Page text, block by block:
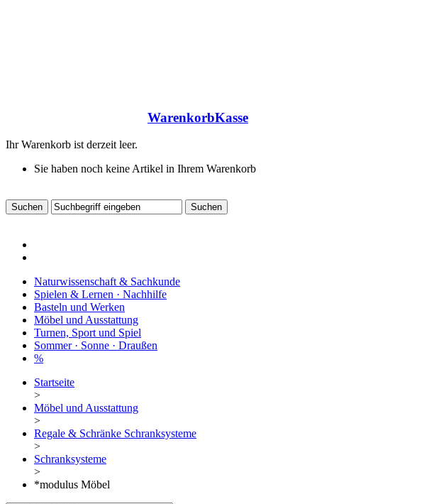
WarenkorbKasse
Ihr Warenkorb ist derzeit leer.
Sie haben noch keine Artikel in Ihrem Warenkorb
Naturwissenschaft & Sachkunde
Spielen & Lernen · Nachhilfe
Basteln und Werken
Möbel und Ausstattung
Turnen, Sport und Spiel
Sommer · Sonne · Draußen
%
Startseite
>
Möbel und Ausstattung
>
Regale & Schränke Schranksysteme
>
Schranksysteme
>
*modulus Möbel